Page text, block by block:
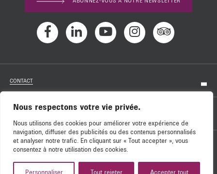
Nous respectons votre vie privée.
Nous utilisons des cookies pour améliorer votre expérience de
navigation, diffuser des publicités ou des contenus personnalisés
et analyser notre trafic. En cliquant sur « Tout accepter », vous
consentez à notre utilisation des cookies.
Personnaliser Tout rejeter Accepter tout
CONTACT
NOS SOUTIENS